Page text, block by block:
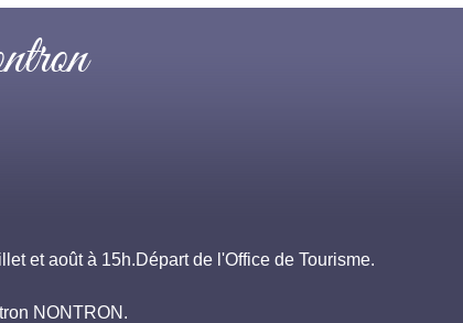
et août à 15h.Départ de l'Office de Tourisme.
NONTRON.